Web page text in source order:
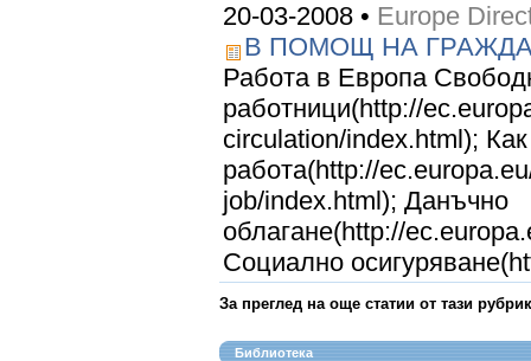
20-03-2008 • Europe
В ПОМОЩ НА
Работа в Европа
работници(http://
circulation/index.html);
работа(http://
job/index.html); Данъчно
облагане(http://
Социално
За преглед на още статии от тази
Библиотека